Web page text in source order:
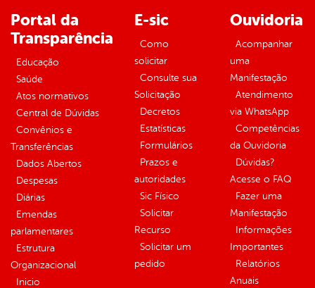
Portal da
Transparência
Educação
Saúde
Atos normativos
Central de Dúvidas
Convênios e
Transferências
Dados Abertos
Despesas
Diárias
Emendas
parlamentares
Estrutura
Organizacional
Inicio
E-sic
Como
solicitar
Consulte sua
Solicitação
Decretos
Estatísticas
Formulários
Prazos e
autoridades
Sic Físico
Solicitar
Recurso
Solicitar um
pedido
Ouvidoria
Acompanhar
uma
Manifestação
Atendimento
via WhatsApp
Competências
da Ouvidoria
Dúvidas?
Acesse o FAQ
Fazer uma
Manifestação
Informações
Importantes
Relatórios
Anuais